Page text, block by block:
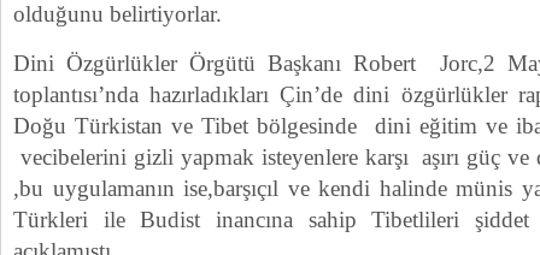
olduğunu belirtiyorlar.
Dini Özgürlükler Örgütü Başkanı Robert Jorc,2
toplantısı’nda hazırladıkları Çin’de dini özgürlükler
Doğu Türkistan ve Tibet bölgesinde dini eğitim ve
vecibelerini gizli yapmak isteyenlere karşı aşırı güç ve
,bu uygulamanın ise,barşıçıl ve kendi halinde münis
Türkleri ile Budist inancına sahip Tibetlileri